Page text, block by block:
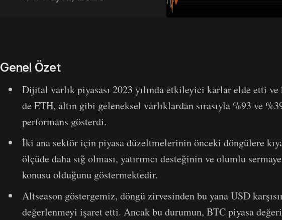
Genel Özet
Dijital varlık piyasası 2023 yılında etkileyici karlar elde etti
de ETH, altın gibi geleneksel varlıklardan sırasıyla %93 ve
performans gösterdi.
İki ana sektör için piyasa düzeltmelerinin önceki döngülere
ölçüde daha sığ olması, yatırımcı desteğinin ve olumlu
konusu olduğunu göstermektedir.
Altseason göstergemiz, döngü zirvesinden bu yana USD
değerlenmeyi işaret etti. Ancak bu durumun, BTC piyasa